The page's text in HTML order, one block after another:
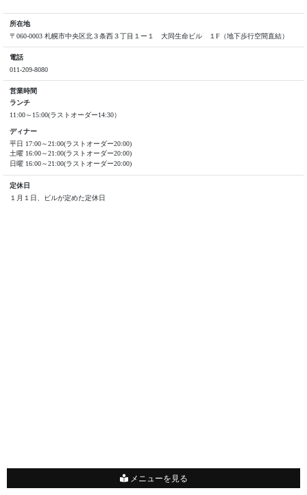
所在地
〒060-0003 札幌市中央区北３条西３丁目１ー１ 大同生命ビル １F（地下歩行空間直結）
電話
011-209-8080
営業時間
ランチ
11:00～15:00(ラストオーダー14:30）
ディナー
平日 17:00～21:00(ラストオーダー20:00)
土曜 16:00～21:00(ラストオーダー20:00)
日曜 16:00～21:00(ラストオーダー20:00)
定休日
１月１日、ビルが定めた定休日
メニューを見る